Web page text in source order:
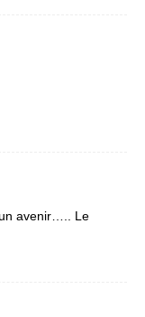
avenir….. Le